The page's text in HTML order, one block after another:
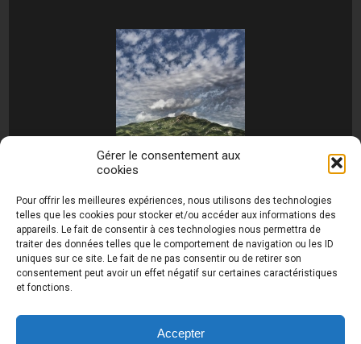
Gérer le consentement aux
cookies
Pour offrir les meilleures expériences, nous utilisons des technologies
telles que les cookies pour stocker et/ou accéder aux informations des
appareils. Le fait de consentir à ces technologies nous permettra de
traiter des données telles que le comportement de navigation ou les ID
uniques sur ce site. Le fait de ne pas consentir ou de retirer son
consentement peut avoir un effet négatif sur certaines caractéristiques
et fonctions.
Accepter
raynaud.com ©
Toutes les photos de ce site sont